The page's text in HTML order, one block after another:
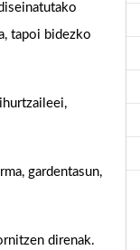
tapoi bidezko
gardentasun,
direnak.